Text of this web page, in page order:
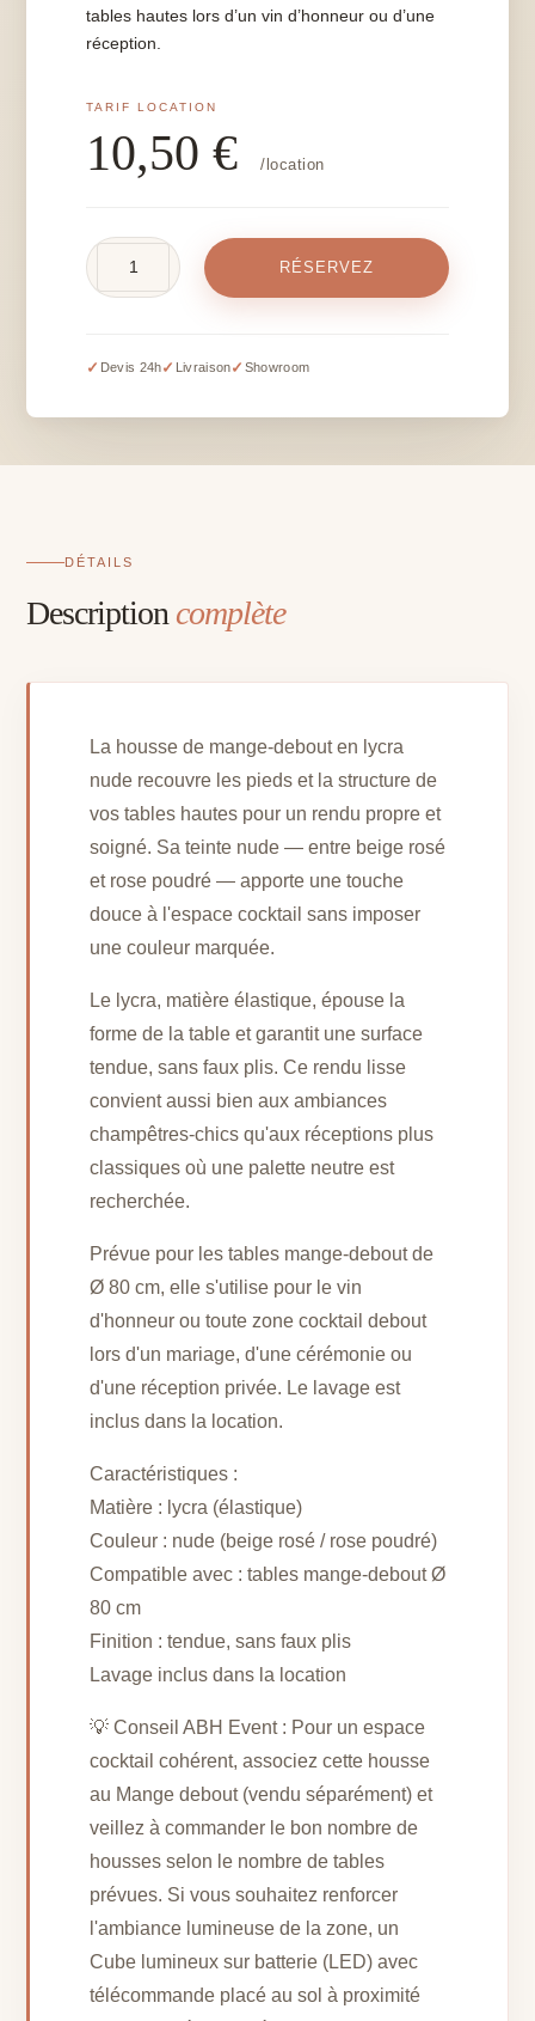
tables hautes lors d’un vin d’honneur ou d’une
réception.
10,50€ /location
mange
en
RÉSERVEZ
✓ Devis 24h✓ Livraison✓ Showroom
DÉTAILS
Description complète
La housse de mange-debout en lycra
nude recouvre les pieds et la structure de
vos tables hautes pour un rendu propre et
soigné. Sa teinte nude — entre beige rosé
et rose poudré — apporte une touche
douce à l'espace cocktail sans imposer
une couleur marquée.
Le lycra, matière élastique, épouse la
forme de la table et garantit une surface
tendue, sans faux plis. Ce rendu lisse
convient aussi bien aux ambiances
champêtres-chics qu'aux réceptions plus
classiques où une palette neutre est
recherchée.
Prévue pour les tables mange-debout de
Ø 80 cm, elle s'utilise pour le vin
d'honneur ou toute zone cocktail debout
lors d'un mariage, d'une cérémonie ou
d'une réception privée. Le lavage est
inclus dans la location.
Caractéristiques :
Matière : lycra (élastique)
Couleur : nude (beige rosé / rose poudré)
Compatible avec : tables mange-debout Ø
80 cm
Finition : tendue, sans faux plis
Lavage inclus dans la location
💡 Conseil ABH Event : Pour un espace
cocktail cohérent, associez cette housse
au Mange debout (vendu séparément) et
veillez à commander le bon nombre de
housses selon le nombre de tables
prévues. Si vous souhaitez renforcer
l'ambiance lumineuse de la zone, un
Cube lumineux sur batterie (LED) avec
télécommande placé au sol à proximité